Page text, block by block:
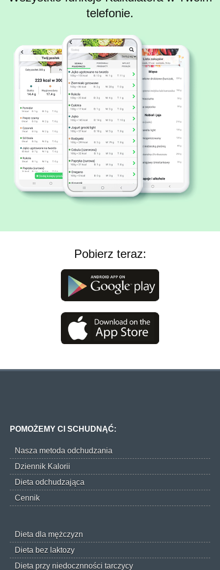
telefonie.
Pobierz teraz:
POMOŻEMY CI SCHUDNĄĆ:
Nasza metoda odchudzania
Dziennik Kalorii
Dieta odchudzająca
Cennik
Dieta dla mężczyzn
Dieta bez laktozy
Dieta przy niedocznności tarczycy